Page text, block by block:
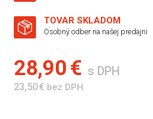
TOVAR SKLADOM
Osobný odber na našej predajni
28,90 € s DPH
23,50 € bez DPH